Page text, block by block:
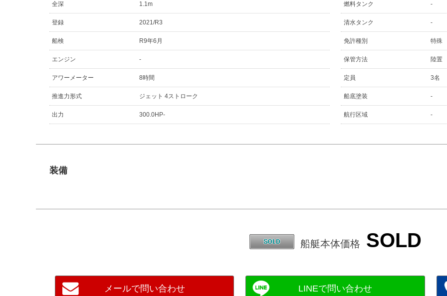
全深 1.1m
登録 2021/R3
船検 R9年6月
エンジン -
アワーメーター 8時間
推進力形式 ジェット 4ストローク
出力 300.0HP-
燃料タンク -
清水タンク -
免許種別 特殊
保管方法 陸置
定員 3名
船底塗装 -
航行区域 -
装備
船艇本体価格 SOLD
メールで問い合わせ